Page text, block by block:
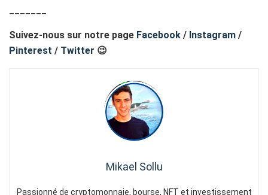
Suivez-nous sur notre page Facebook / Instagram /
Pinterest / Twitter 😉
Mikael Sollu
Passionné de cryptomonnaie, bourse, NFT et investissement